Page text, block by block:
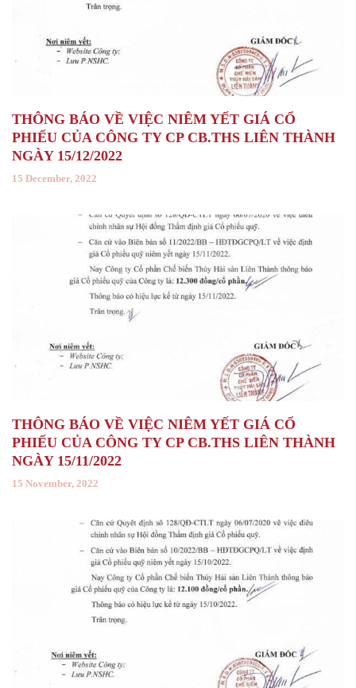
THÔNG BÁO VỀ VIỆC NIÊM YẾT GIÁ CỔ
PHIẾU CỦA CÔNG TY CP CB.THS LIÊN THÀNH
NGÀY 15/12/2022
15 December, 2022
THÔNG BÁO VỀ VIỆC NIÊM YẾT GIÁ CỔ
PHIẾU CỦA CÔNG TY CP CB.THS LIÊN THÀNH
NGÀY 15/11/2022
15 November, 2022